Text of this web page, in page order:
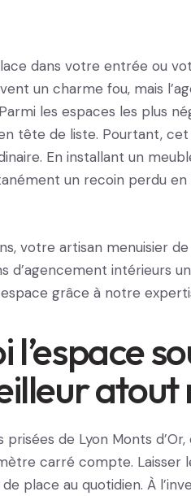
dans votre entrée ou
un charme fou, mais
les espaces les plus
tête de liste. Pourtant,
En installant un
un recoin perdu
votre artisan menuisier
d’agencement intérieurs
grâce à notre
l’espace
atout
prisées de Lyon Monts
carré compte. Laisser
place au quotidien. À